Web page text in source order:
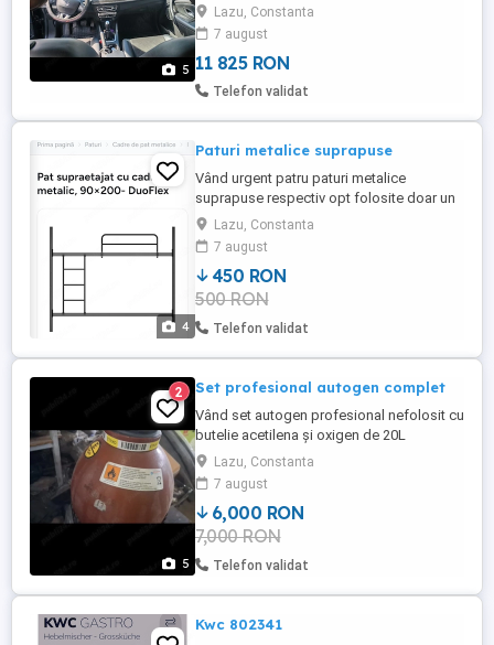
5
Lazu, Constanta
7 august
11 825 RON
Telefon validat
4
Paturi metalice suprapuse
Vând urgent patru paturi metalice
suprapuse respectiv opt folosite doar un
sezon,șase luni,paturile arată ca noi nu au
defecțiuni, zgârieturi sau lipsă
componente,le vând pentru că nu am loc
de depozitare,
Lazu, Constanta
7 august
450 RON
500 RON
Telefon validat
5
2 Set profesional autogen complet
Vând set autogen profesional nefolosit cu
butelie acetilena și oxigen de 20L
încărcate full,șlaufuri noi nouțe dotate cu
supape de siguranță one way valve și
trusă completă plus alte accesorii adică
încă o trusă incompletă plus rastel din
tablă închis pe rotile pentru deplasări cu
incuietoare broască ...
Lazu, Constanta
7 august
6,000 RON
7,000 RON
Telefon validat
Kwc 802341